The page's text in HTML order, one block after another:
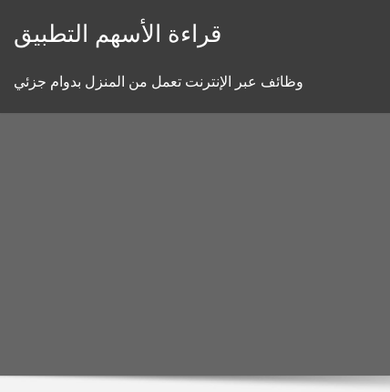
قراءة الأسهم التطبيق
وظائف عبر الإنترنت تعمل من المنزل بدوام جزئي